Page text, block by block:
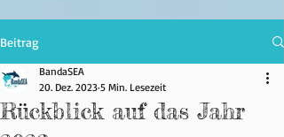
Beitrag
Rückblick auf das Jahr
BandaSEA
20. Dez. 2023 5 Min. Lesezeit